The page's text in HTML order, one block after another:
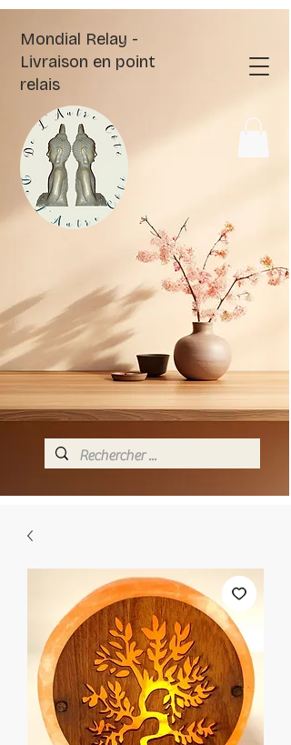
Mondial Relay -
Livraison en point
relais